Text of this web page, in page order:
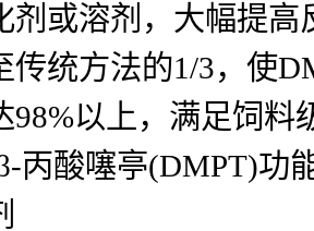
剂或溶剂，大幅提高
传统方法的1/3，使
98%以上，满足饲料
丙酸噻亭(DMPT)功